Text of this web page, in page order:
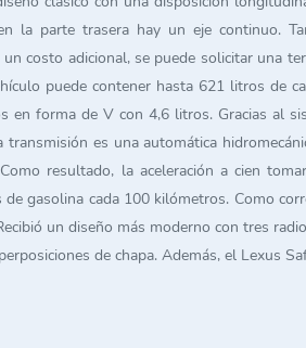
la parte trasera hay un eje continuo.
costo adicional, se puede solicitar
puede contener hasta 621 litros
en forma de V con 4,6 litros. Gracias
es una automática
resultado, la aceleración a cien
gasolina cada 100 kilómetros. Como
un diseño más moderno con tres
de chapa. Además, el Lexus